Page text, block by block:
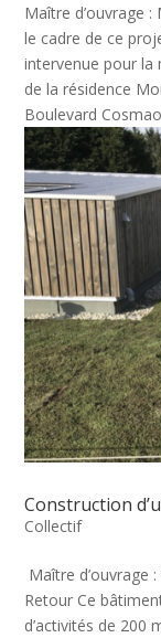
Maître d’ouvrage
le cadre de ce
intervenue pour la
de la résidence
Boulevard
Construction
Collectif
Maître d’ouvrage
Retour Ce
d’activités de 200